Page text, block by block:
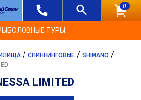
0
ТУРЫ
/ СПИННИНГОВЫЕ / SHIMANO /
LIMITED